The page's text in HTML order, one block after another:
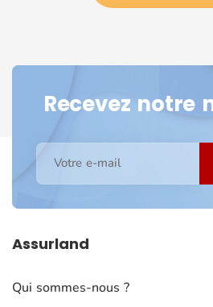
Recevez notre
Votre e-mail
Assurland
Qui sommes-nous ?